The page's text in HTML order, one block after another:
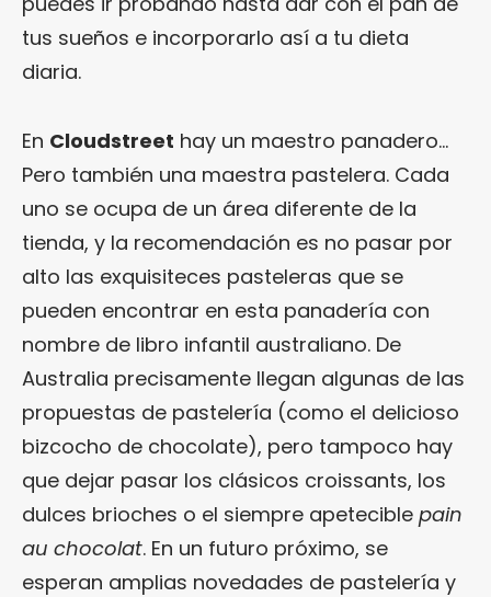
tus sueños e incorporarlo así a tu dieta
diaria.
En Cloudstreet hay un maestro panadero…
Pero también una maestra pastelera. Cada
uno se ocupa de un área diferente de la
tienda, y la recomendación es no pasar por
alto las exquisiteces pasteleras que se
pueden encontrar en esta panadería con
nombre de libro infantil australiano. De
Australia precisamente llegan algunas de las
propuestas de pastelería (como el delicioso
bizcocho de chocolate), pero tampoco hay
que dejar pasar los clásicos croissants, los
dulces brioches o el siempre apetecible pain
au chocolat. En un futuro próximo, se
esperan amplias novedades de pastelería y